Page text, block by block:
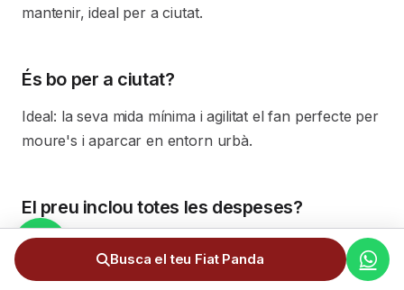
mantenir, ideal per a ciutat.
És bo per a ciutat?
Ideal: la seva mida mínima i agilitat el fan perfecte per
moure's i aparcar en entorn urbà.
El preu inclou totes les despeses?
Sí: transport, 4,5% d'IGI i matriculació ja inclosos.
Busca el teu Fiat Panda